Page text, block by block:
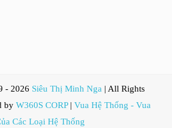
- 2026 Siêu Thị Minh Nga | All Rights
by W360S CORP| Vua Hệ Thống - Vua
Các Loại Hệ Thống